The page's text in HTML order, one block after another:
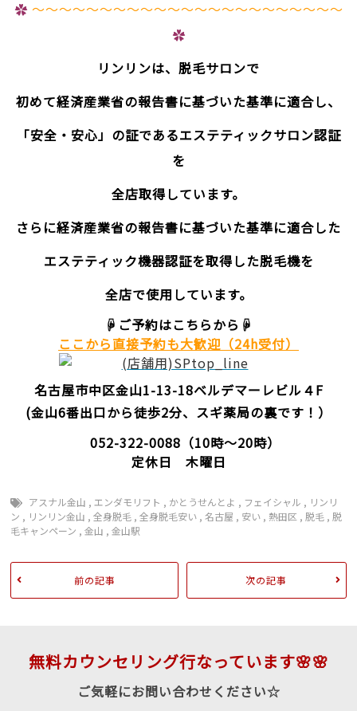
✿ ～～～～～～～～～～～～～～～～～～～～～～～
✿
リンリンは、脱毛サロンで
初めて経済産業省の報告書に基づいた基準に適合し、
「安全・安心」の証であるエステティックサロン認証
を
全店取得しています。
さらに経済産業省の報告書に基づいた基準に適合した
エステティック機器認証を取得した脱毛機を
全店で使用しています。
☟ご予約はこちらから☟
ここから直接予約も大歓迎（24h受付）
名古屋市中区金山1-13-18ベルデマーレビル４F
(金山6番出口から徒歩2分、スギ薬局の裏です！）
052-322-0088 （10時～20時）
定休日 木曜日
アスナル金山 ,エンダモリフト , かとうせんとよ , フェイシャル , リンリ
ン , リンリン金山 ,全身脱毛 ,全身脱毛安い ,名古屋 , 安い , 熱田区 ,脱毛 ,脱
毛キャンペーン ,金山 ,金山駅
前の記事 次の記事
無料カウンセリング行なっています🌸🌸
ご気軽にお問い合わせください☆